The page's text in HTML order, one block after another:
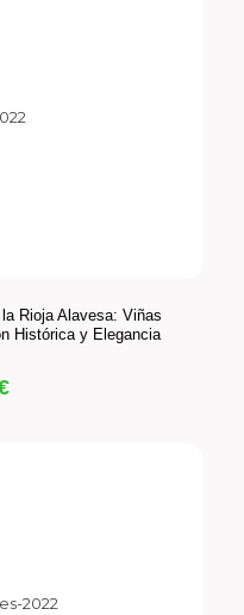
Rioja Alavesa: Viñas
Histórica y Elegancia